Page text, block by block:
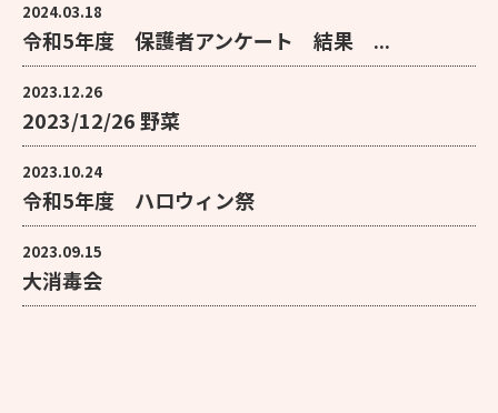
2024.03.18
令和5年度 保護者アンケート 結果 ...
2023.12.26
2023/12/26 野菜
2023.10.24
令和5年度 ハロウィン祭
2023.09.15
大消毒会